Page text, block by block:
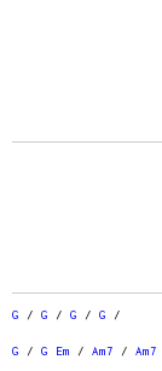
G / G / G / G /
G / G Em / Am7 / Am7